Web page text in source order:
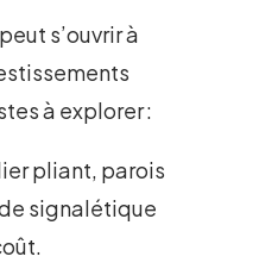
s’ouvrir à
à explorer :
pliant, parois
signalétique